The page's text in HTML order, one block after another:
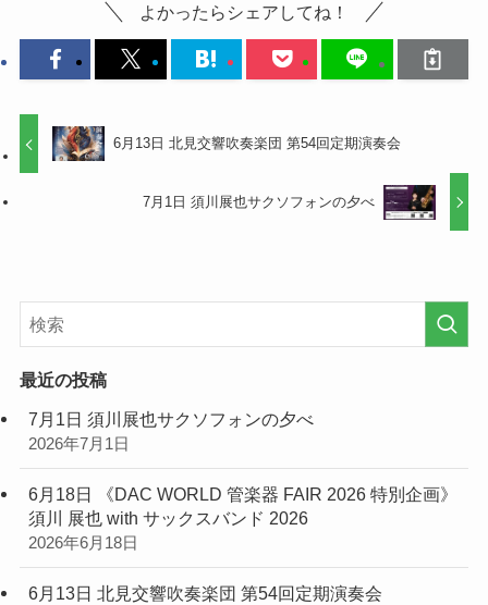
よかったらシェアしてね！
6月13日 北見交響吹奏楽団 第54回定期演奏会
7月1日 須川展也サクソフォンの夕べ
最近の投稿
7月1日 須川展也サクソフォンの夕べ
2026年7月1日
6月18日 《DAC WORLD 管楽器 FAIR 2026 特別企画》
須川 展也 with サックスバンド 2026
2026年6月18日
6月13日 北見交響吹奏楽団 第54回定期演奏会